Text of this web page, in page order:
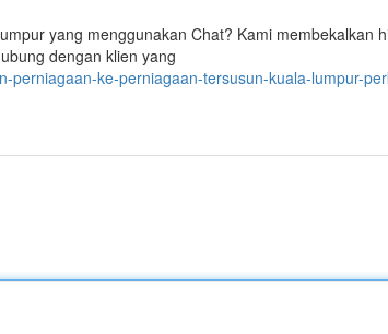
yang menggunakan Chat? Kami membekalkan
dengan klien yang
perniagaan-ke-perniagaan-tersusun-kuala-lumpur-